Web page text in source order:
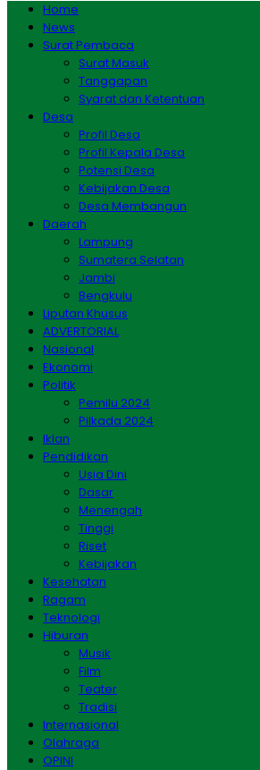
Home
News
Surat Pembaca
Surat Masuk
Tanggapan
Syarat dan Ketentuan
Desa
Profil Desa
Profil Kepala Desa
Potensi Desa
Kebijakan Desa
Desa Membangun
Daerah
Lampung
Sumatera Selatan
Jambi
Bengkulu
Liputan Khusus
ADVERTORIAL
Nasional
Ekonomi
Politik
Pemilu 2024
Pilkada 2024
Iklan
Pendidikan
Usia Dini
Dasar
Menengah
Tinggi
Riset
Kebijakan
Kesehatan
Ragam
Teknologi
Hiburan
Musik
Film
Teater
Tradisi
Internasional
Olahraga
OPINI